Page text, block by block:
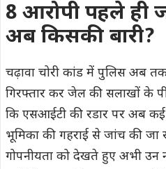
8 आरोपी पहले ही
अब किसकी बारी?
चढ़ावा चोरी कांड में पुलिस अब
गिरफ्तार कर जेल की सलाखों के
कि एसआईटी की रडार पर अब
भूमिका की गहराई से जांच की जा
गोपनीयता को देखते हुए अभी उन